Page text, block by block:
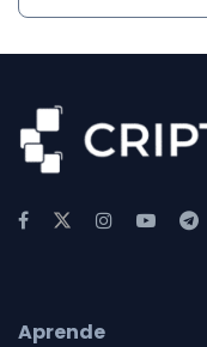
Aprende